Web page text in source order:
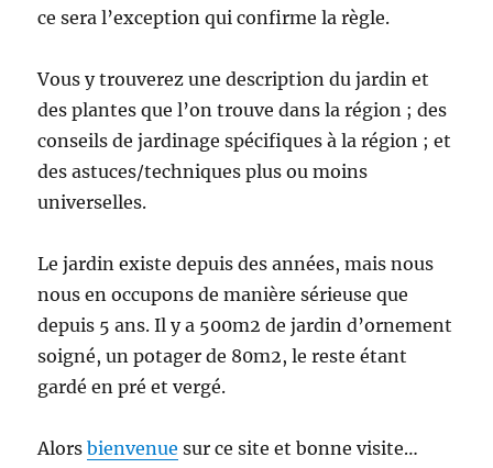
ce sera l’exception qui confirme la règle.
Vous y trouverez une description du jardin et
des plantes que l’on trouve dans la région ; des
conseils de jardinage spécifiques à la région ; et
des astuces/techniques plus ou moins
universelles.
Le jardin existe depuis des années, mais nous
nous en occupons de manière sérieuse que
depuis 5 ans. Il y a 500m2 de jardin d’ornement
soigné, un potager de 80m2, le reste étant
gardé en pré et vergé.
Alorsbienvenue sur ce site et bonne visite…